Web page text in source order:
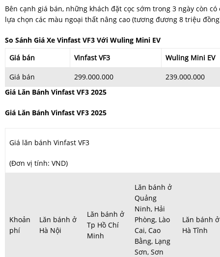
Bên cạnh giá bán, những khách đặt cọc sớm trong 3 ngày còn
lựa chọn các màu ngoại thất nâng cao (tương đương 8 triệu
So Sánh Giá Xe Vinfast VF3 Với Wuling Mini EV
Giá bán
Vinfast VF3 Wuling Mini EV
Giá bán 299.000.000
239.000.000
Giá Lăn Bánh Vinfast VF3 2025
Giá Lăn Bánh Vinfast VF3 2025
Giá lăn bánh Vinfast VF3
(Đơn vị tính: VND)
Khoản
phí
Lăn bánh ở
Hà Nội
Lăn bánh ở
Tp Hồ Chí
Minh
Lăn bánh ở
Quảng
Ninh, Hải
Phòng, Lào
Cai, Cao
Bằng, Lạng
Sơn, Sơn
Lăn bánh ở
Hà Tĩnh